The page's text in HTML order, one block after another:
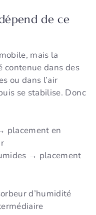
de ce
mais la
contenue dans des
ou dans l’air
se stabilise. Donc
placement en
→ placement
d’humidité